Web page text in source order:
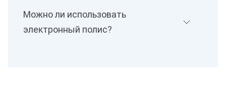
Можно ли использовать
электронный полис?